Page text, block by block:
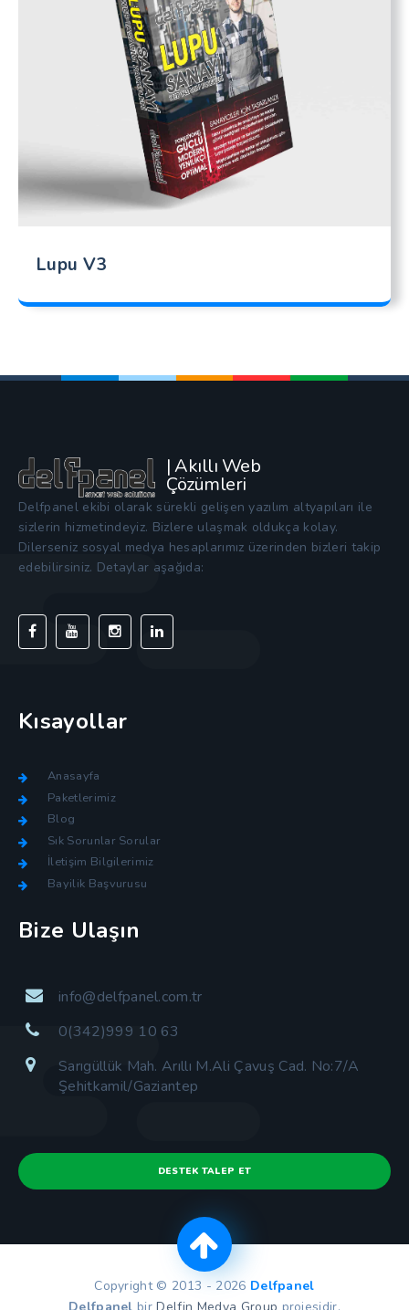
Lupu V3
| Akıllı Web
Çözümleri
Delfpanel ekibi olarak sürekli gelişen yazılım altyapıları ile
sizlerin hizmetindeyiz. Bizlere ulaşmak oldukça kolay.
Dilerseniz sosyal medya hesaplarımız üzerinden bizleri takip
edebilirsiniz. Detaylar aşağıda:
Kısayollar
Anasayfa
Paketlerimiz
Blog
Sık Sorunlar Sorular
İletişim Bilgilerimiz
Bayilik Başvurusu
Bize Ulaşın
info@delfpanel.com.tr
0(342)999 10 63
Sarıgüllük Mah. Arıllı M.Ali Çavuş Cad. No:7/A
Şehitkamil/Gaziantep
DESTEK TALEP ET
Copyright © 2013 - 2026 Delfpanel